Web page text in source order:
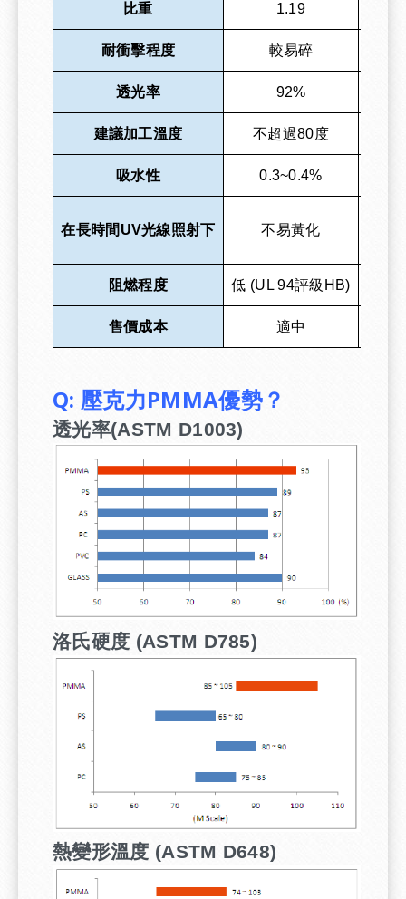
比重 1.19
耐衝擊程度 較易碎
透光率 92%
建議加工溫度 不超過80度
吸水性 0.3~0.4%
在長時間UV光線照射下 不易黃化
阻燃程度 低 (UL 94評級HB)
售價成本 適中
Q: 壓克力PMMA優勢？
透光率(ASTM D1003)
洛氏硬度 (ASTM D785)
熱變形溫度 (ASTM D648)